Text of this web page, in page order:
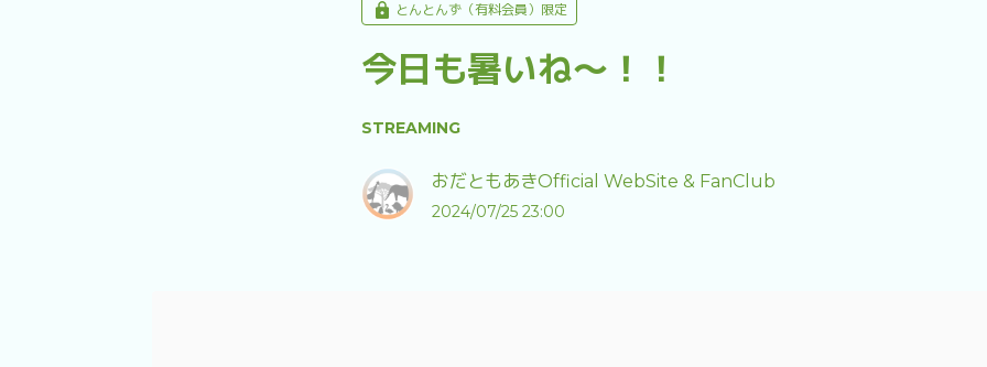
とんとんず（有料会員）限定
今日も暑いね〜！！
STREAMING
おだともあきOfficial WebSite & FanClub
2024/07/25 23:00